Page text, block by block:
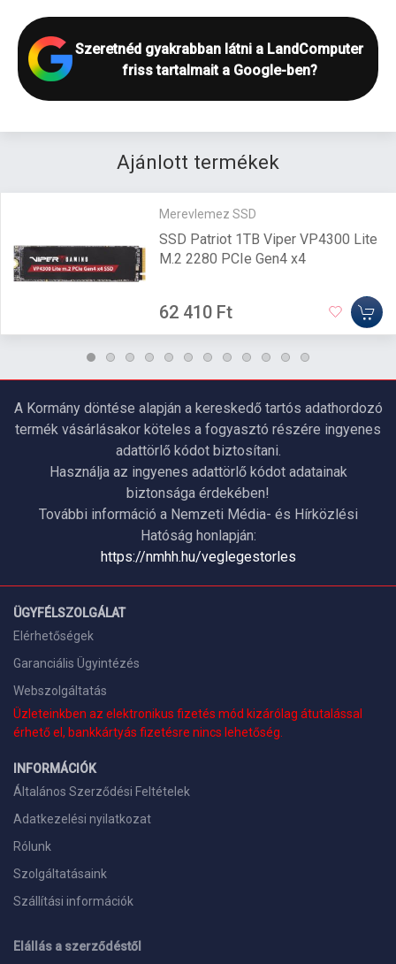
Szeretnéd gyakrabban látni a LandComputer
friss tartalmait a Google-ben?
Ajánlott termékek
Merevlemez SSD
SSD Patriot 1TB Viper VP4300 Lite
M.2 2280 PCIe Gen4 x4
62 410 Ft
A Kormány döntése alapján a kereskedő tartós adathordozó
termék vásárlásakor köteles a fogyasztó részére ingyenes
adattörlő kódot biztosítani.
Használja az ingyenes adattörlő kódot adatainak
biztonsága érdekében!
További információ a Nemzeti Média- és Hírközlési
Hatóság honlapján:
https://nmhh.hu/veglegestorles
ÜGYFÉLSZOLGÁLAT
Elérhetőségek
Garanciális Ügyintézés
Webszolgáltatás
Üzleteinkben az elektronikus fizetés mód kizárólag átutalással
érhető el, bankkártyás fizetésre nincs lehetőség.
INFORMÁCIÓK
Általános Szerződési Feltételek
Adatkezelési nyilatkozat
Rólunk
Szolgáltatásaink
Szállítási információk
Elállás a szerződéstől